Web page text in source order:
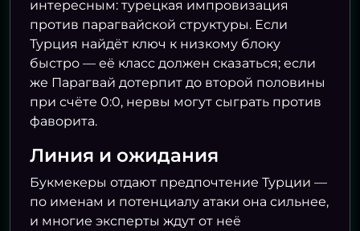
интересным: турецкая импровизация
против парагвайской структуры. Если
Турция найдёт ключ к низкому блоку
быстро — её класс должен сказаться; если
же Парагвай дотерпит до второй половины
при счёте 0:0, нервы могут сыграть против
фаворита.
Линия и ожидания
Букмекеры отдают предпочтение Турции —
по именам и потенциалу атаки она сильнее,
и многие эксперты ждут от неё